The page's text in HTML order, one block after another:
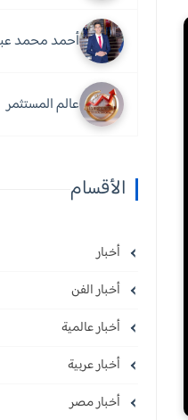
أحمد محمد
عالم المستثمر
الأقسام
أخبار
أخبار الفن
أخبار عالمية
أخبار عربية
أخبار مصر